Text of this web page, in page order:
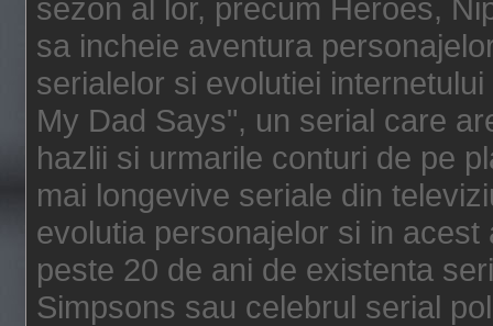
sezon al lor, precum Heroes,
sa incheie aventura
serialelor si evolutiei
My Dad Says", un serial care
hazlii si urmarile conturi de pe
mai longevive seriale din
evolutia personajelor si in
peste 20 de ani de existenta
Simpsons sau celebrul serial